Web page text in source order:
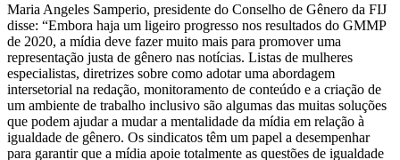
Maria Angeles Samperio, presidente do Conselho de Gênero da FIJ
disse: “Embora haja um ligeiro progresso nos resultados do GMMP
de 2020, a mídia deve fazer muito mais para promover uma
representação justa de gênero nas notícias. Listas de mulheres
especialistas, diretrizes sobre como adotar uma abordagem
intersetorial na redação, monitoramento de conteúdo e a criação de
um ambiente de trabalho inclusivo são algumas das muitas soluções
que podem ajudar a mudar a mentalidade da mídia em relação à
igualdade de gênero. Os sindicatos têm um papel a desempenhar
para garantir que a mídia apoie totalmente as questões de igualdade